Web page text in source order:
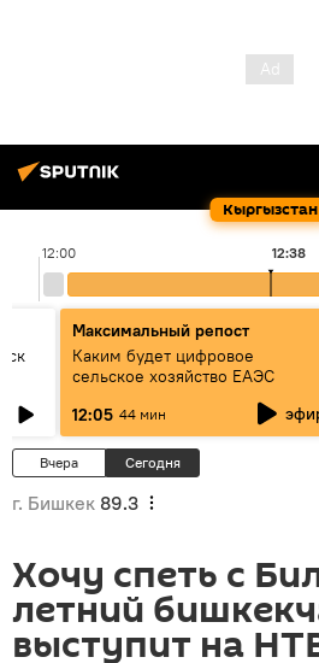
Кыргызстан
12:00 12:38
Максимальный репост
Каким будет цифровое
сельское хозяйство ЕАЭС
12:05 44 мин
Вчера Сегодня
г. Бишкек 89.3
Хочу спеть с
летний
выступит на